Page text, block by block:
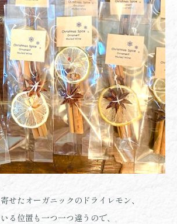
せたオーガニックのドライレモン、
る位置も一つ一つ違うので、